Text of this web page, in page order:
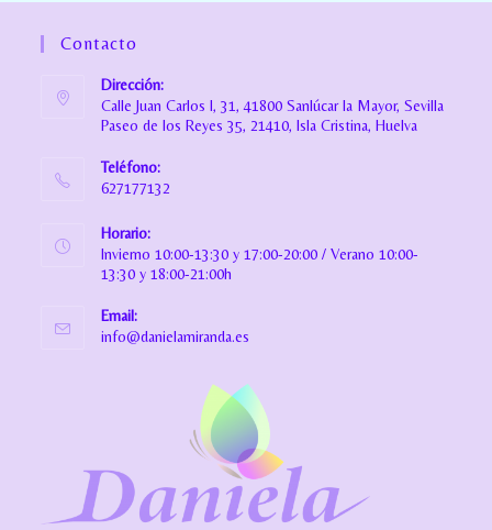
Contacto
Dirección:
Calle Juan Carlos I, 31, 41800 Sanlúcar la Mayor, Sevilla
Paseo de los Reyes 35, 21410, Isla Cristina, Huelva
Teléfono:
627177132
Horario:
Invierno 10:00-13:30 y 17:00-20:00 / Verano 10:00-
13:30 y 18:00-21:00h
Email:
info@danielamiranda.es